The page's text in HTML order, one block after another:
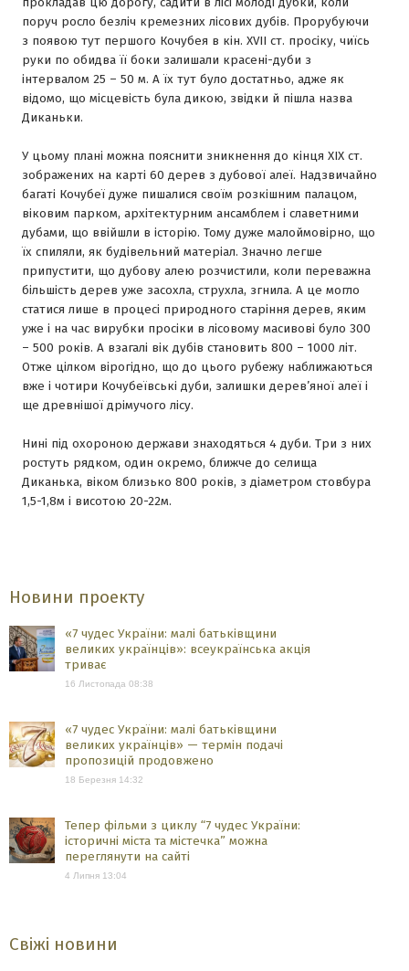
поруч росло безліч кремезних лісових дубів. Прорубуючи
з появою тут першого Кочубея в кін. XVII ст. просіку, чиїсь
руки по обидва її боки залишали красені-дуби з
інтервалом 25 – 50 м. А їх тут було достатньо, адже як
відомо, що місцевість була дикою, звідки й пішла назва
Диканьки.
У цьому плані можна пояснити зникнення до кінця XIX ст.
зображених на карті 60 дерев з дубової алеї. Надзвичайно
багаті Кочубеї дуже пишалися своїм розкішним палацом,
віковим парком, архітектурним ансамблем і славетними
дубами, що ввійшли в історію. Тому дуже малоймовірно, що
їх спиляли, як будівельний матеріал. Значно легше
припустити, що дубову алею розчистили, коли переважна
більшість дерев уже засохла, струхла, згнила. А це могло
статися лише в процесі природного старіння дерев, яким
уже і на час вирубки просіки в лісовому масивові було 300
– 500 років. А взагалі вік дубів становить 800 – 1000 літ.
Отже цілком вірогідно, що до цього рубежу наближаються
вже і чотири Кочубеївські дуби, залишки дерев’яної алеї і
ще древнішої дрімучого лісу.
Нині під охороною держави знаходяться 4 дуби. Три з них
ростуть рядком, один окремо, ближче до селища
Диканька, віком близько 800 років, з діаметром стовбура
1,5-1,8м і висотою 20-22м.
Новини проекту
«7 чудес України: малі батьківщини
великих українців»: всеукраїнська акція
триває
16 Листопада 08:38
«7 чудес України: малі батьківщини
великих українців» — термін подачі
пропозицій продовжено
18 Березня 14:32
Тепер фільми з циклу “7 чудес України:
історичні міста та містечка” можна
переглянути на сайті
4 Липня 13:04
Свіжі новини